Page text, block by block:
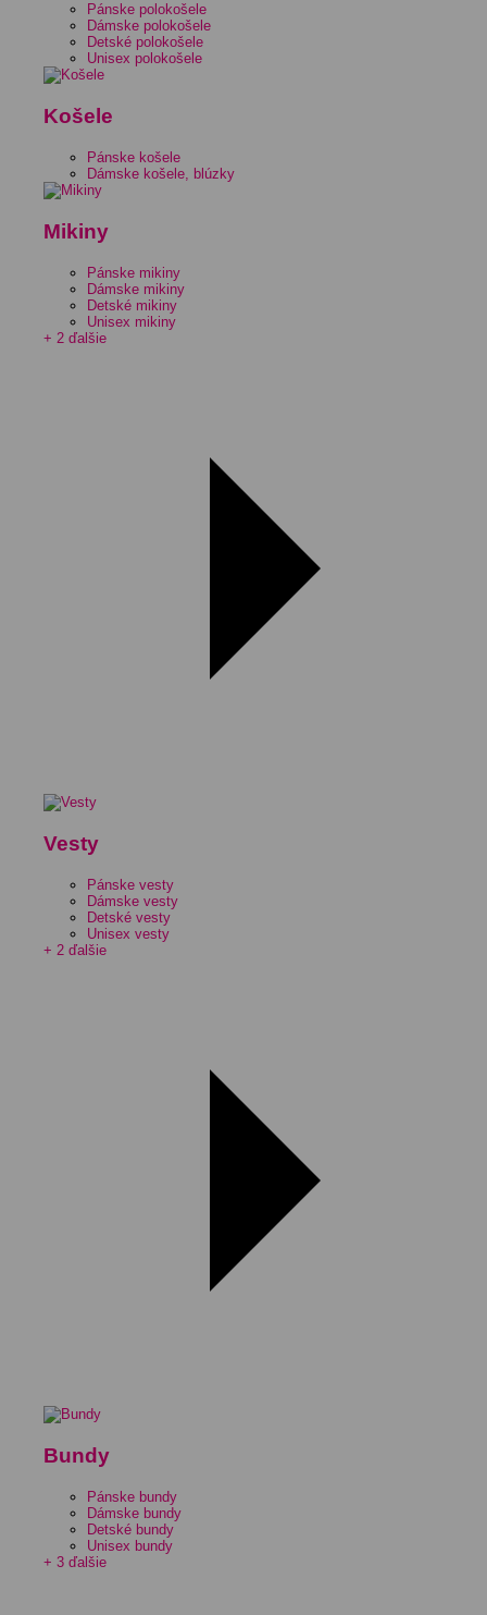
Pánske polokošele
Dámske polokošele
Detské polokošele
Unisex polokošele
Košele
Pánske košele
Dámske košele, blúzky
Mikiny
Pánske mikiny
Dámske mikiny
Detské mikiny
Unisex mikiny
+ 2 ďalšie
Vesty
Pánske vesty
Dámske vesty
Detské vesty
Unisex vesty
+ 2 ďalšie
Bundy
Pánske bundy
Dámske bundy
Detské bundy
Unisex bundy
+ 3 ďalšie